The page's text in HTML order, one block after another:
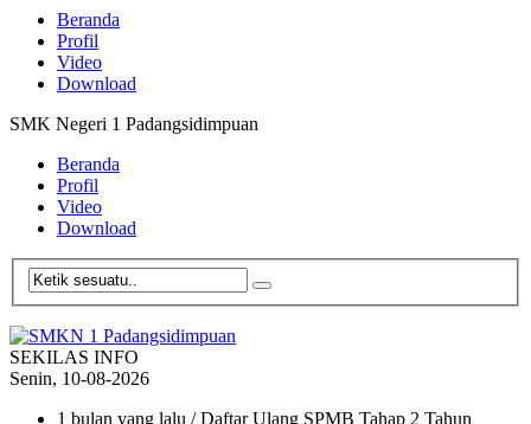
Beranda
Profil
Video
Download
SMK Negeri 1 Padangsidimpuan
Beranda
Profil
Video
Download
SEKILAS INFO
Senin, 10-08-2026
1 bulan yang lalu / Daftar Ulang SPMB Tahap 2 Tahun